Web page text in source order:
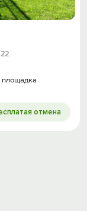
площадка
отмена